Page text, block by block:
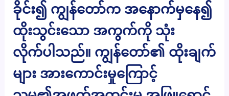
ခိုင်း၍ ကျွန်တော်က အနောက်မှနေ၍
ထိုးသွင်းသော အကွက်ကို သုံး
လိုက်ပါသည်။ ကျွန်တော်၏ ထိုးချက်
များ အားကောင်းမှုကြောင့်